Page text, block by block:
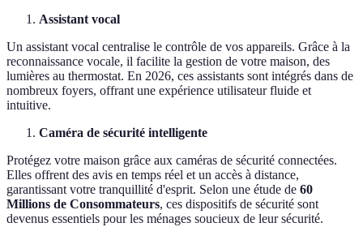
Assistant vocal
Un assistant vocal centralise le contrôle de vos appareils. Grâce à la
reconnaissance vocale, il facilite la gestion de votre maison, des
lumières au thermostat. En 2026, ces assistants sont intégrés dans de
nombreux foyers, offrant une expérience utilisateur fluide et
intuitive.
Caméra de sécurité intelligente
Protégez votre maison grâce aux caméras de sécurité connectées.
Elles offrent des avis en temps réel et un accès à distance,
garantissant votre tranquillité d'esprit. Selon une étude de 60
Millions de Consommateurs, ces dispositifs de sécurité sont
devenus essentiels pour les ménages soucieux de leur sécurité.